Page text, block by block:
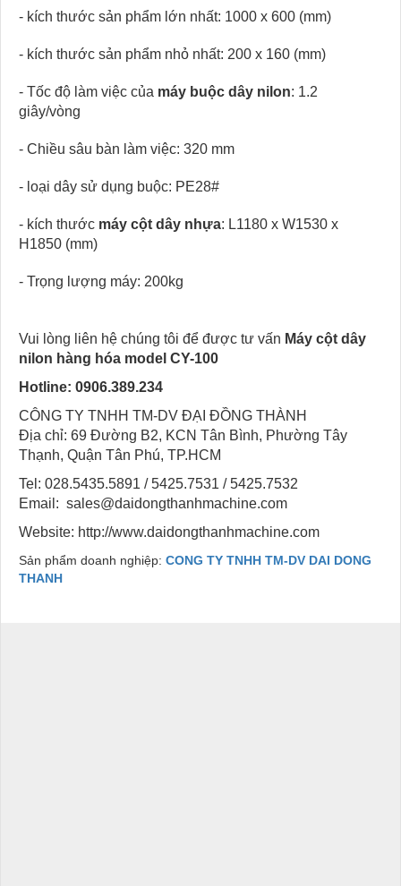
- kích thước sản phẩm lớn nhất: 1000 x 600 (mm)
- kích thước sản phẩm nhỏ nhất: 200 x 160 (mm)
- Tốc độ làm việc của máy buộc dây nilon: 1.2
giây/vòng
- Chiều sâu bàn làm việc: 320 mm
- loại dây sử dụng buộc: PE28#
- kích thước máy cột dây nhựa: L1180 x W1530 x
H1850 (mm)
- Trọng lượng máy: 200kg
Vui lòng liên hệ chúng tôi để được tư vấn Máy cột dây
nilon hàng hóa model CY-100
Hotline: 0906.389.234
CÔNG TY TNHH TM-DV ĐẠI ĐỒNG THÀNH
Địa chỉ: 69 Đường B2, KCN Tân Bình, Phường Tây
Thạnh, Quận Tân Phú, TP.HCM
Tel: 028.5435.5891 / 5425.7531 / 5425.7532
Email: sales@daidongthanhmachine.com
Website: http://www.daidongthanhmachine.com
Sản phẩm doanh nghiệp: CONG TY TNHH TM-DV DAI DONG
THANH